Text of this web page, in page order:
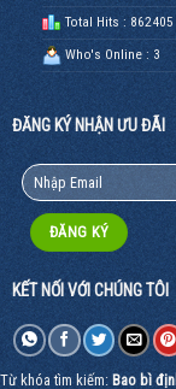
Total Hits : 862405
Who's Online : 3
ĐĂNG KÝ NHẬN ƯU ĐÃI
KẾT NỐI VỚI CHÚNG TÔI
Từ khóa tìm kiếm: Bao bì